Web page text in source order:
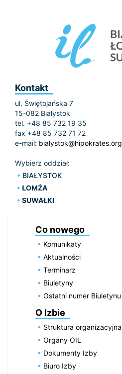
Kontakt
ul. Świętojańska 7
15-082 Białystok
tel. +48 85 732 19 35
fax +48 85 732 71 72
e-mail: bialystok@hipokrates.org
Wybierz oddział:
BIAŁYSTOK
ŁOMŻA
SUWAŁKI
Co nowego
Komunikaty
Aktualności
Terminarz
Biuletyny
Ostatni numer Biuletynu
O Izbie
Struktura organizacyjna
Organy OIL
Dokumenty Izby
Biuro Izby